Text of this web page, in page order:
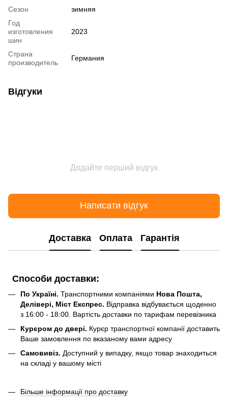
Сезон
зимняя
Год
изготовления
шин
2023
Страна
производитель
Германия
Відгуки
Додайте перший відгук
Написати відгук
Доставка Оплата Гарантія
Способи доставки:
По Україні. Транспортними компаніями Нова Пошта,
Делівері, Міст Експрес. Відправка відбувається щоденно
з 16:00 - 18:00. Вартість доставки по тарифам перевізника
Курєром до двері. Курєр транспортної компанії доставить
Ваше замовлення по вказаному вами адресу
Самовивіз. Доступний у випадку, якщо товар знаходиться
на складі у вашому місті
Більше інформації про доставку